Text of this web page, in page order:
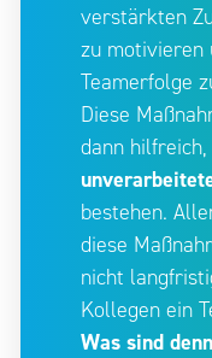
verstärkten
zu motivieren
Teamerfolge
Diese
dann
bestehen.
diese
nicht
Kollegen ein
Was sind